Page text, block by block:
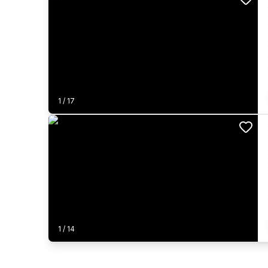
1 / 17
1 / 14